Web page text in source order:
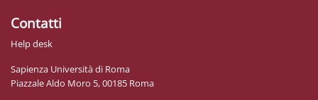
Contatti
Help desk
Sapienza Università di Roma
Piazzale Aldo Moro 5, 00185 Roma